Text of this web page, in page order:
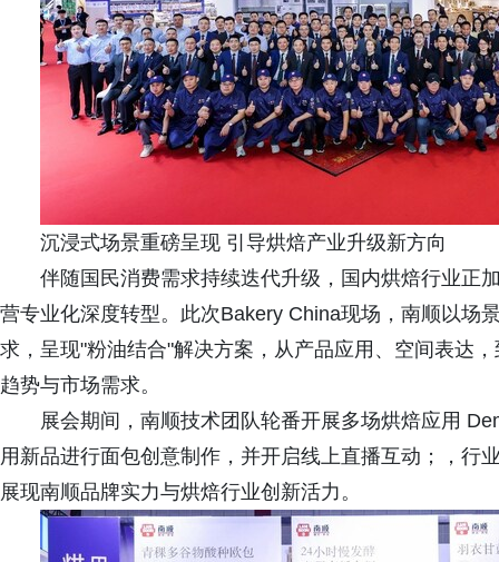
沉浸式场景重磅呈现 引导烘焙产业升级新方向
伴随国民消费需求持续迭代升级，国内烘焙行业正
营专业化深度转型。此次Bakery China现场，南顺以场
求，呈现"粉油结合"解决方案，从产品应用、空间表达
趋势与市场需求。
展会期间，南顺技术团队轮番开展多场烘焙应用
用新品进行面包创意制作，并开启线上直播互动；，行
展现南顺品牌实力与烘焙行业创新活力。